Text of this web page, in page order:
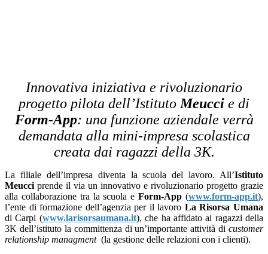
Innovativa iniziativa e rivoluzionario
progetto pilota dell’Istituto Meucci e di
Form-App: una funzione aziendale verrà
demandata alla mini-impresa scolastica
creata dai ragazzi della 3K.
La filiale dell’impresa diventa la scuola del lavoro. All’Istituto
Meucci prende il via un innovativo e rivoluzionario progetto grazie
alla collaborazione tra la scuola eForm-App(www.form-app.it),
l’ente di formazione dell’agenzia per il lavoro La Risorsa Umana
di Carpi (www.larisorsaumana.it), che ha affidato ai ragazzi della
3K dell’istituto la committenza di un’importante attività di customer
relationship managment (la gestione delle relazioni con i clienti).